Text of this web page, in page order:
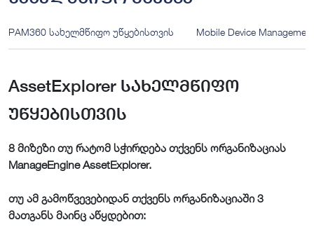
PAM360 სახელმწიფო უწყებისთვის Mobile Device
AssetExplorer სახელმწიფო
უწყებისთვის
8 მიზეზი თუ რატომ სჭირდება თქვენს ორგანიზაციას
ManageEngine AssetExplorer.
თუ ამ გამოწვევებიდან თქვენს ორგანიზაციაში 3
მათგანს მაინც აწყდებით: